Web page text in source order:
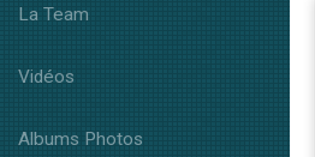
La Team
Vidéos
Albums Photos